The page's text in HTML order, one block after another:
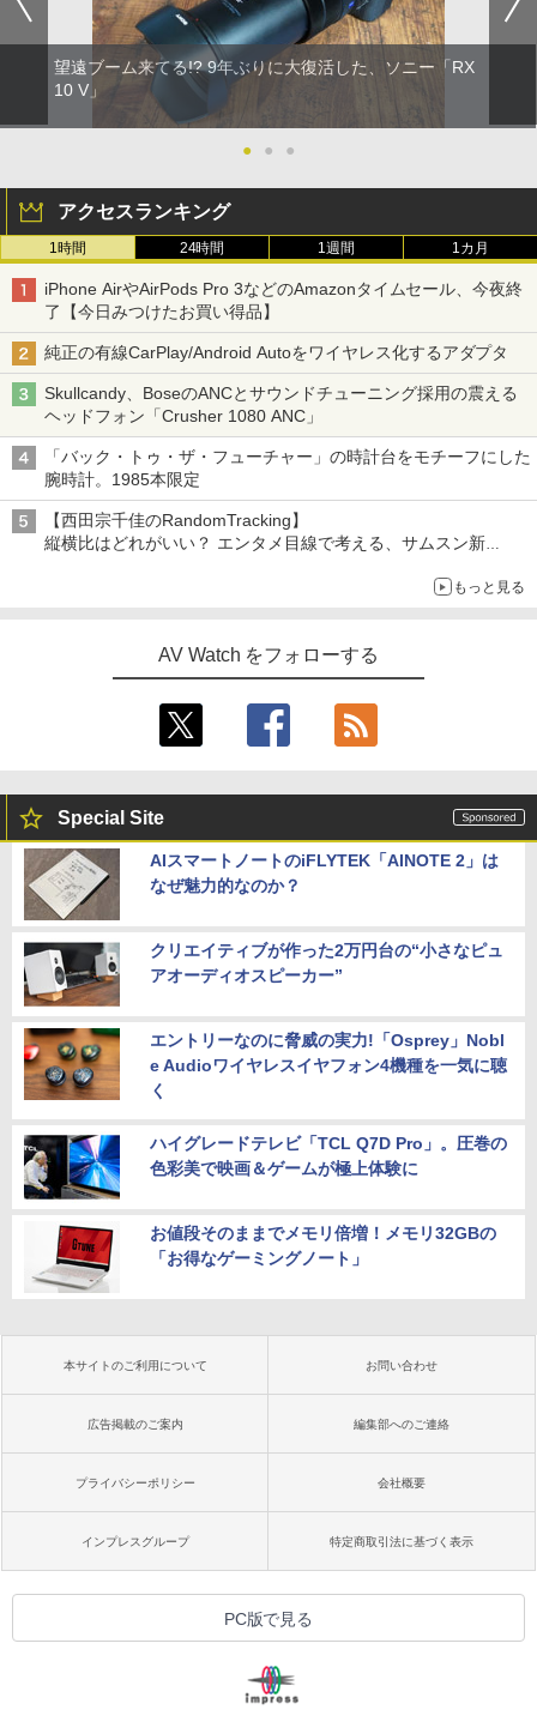
望遠ブーム来てる!? 9年ぶりに大復活した、ソニー「RX
10 V」
● ● ●
アクセスランキング
1時間 24時間 1週間 1カ月
iPhone AirやAirPods Pro 3などのAmazonタイムセール、今夜終
了【今日みつけたお買い得品】
純正の有線CarPlay/Android Autoをワイヤレス化するアダプタ
Skullcandy、BoseのANCとサウンドチューニング採用の震える
ヘッドフォン「Crusher 1080 ANC」
「バック・トゥ・ザ・フューチャー」の時計台をモチーフにした
腕時計。1985本限定
【西田宗千佳のRandomTracking】
縦横比はどれがいい？ エンタメ目線で考える、サムスン新
もっと見る
AV Watch をフォローする
Special Site
AIスマートノートのiFLYTEK「AINOTE 2」は
なぜ魅力的なのか？
クリエイティブが作った2万円台の“小さなピュ
アオーディオスピーカー”
エントリーなのに脅威の実力!「Osprey」Nobl
e Audioワイヤレスイヤフォン4機種を一気に聴
く
ハイグレードテレビ「TCL Q7D Pro」。圧巻の
色彩美で映画＆ゲームが極上体験に
お値段そのままでメモリ倍増！メモリ32GBの
「お得なゲーミングノート」
本サイトのご利用について お問い合わせ
広告掲載のご案内 編集部へのご連絡
プライバシーポリシー 会社概要
インプレスグループ 特定商取引法に基づく表示
PC版で見る